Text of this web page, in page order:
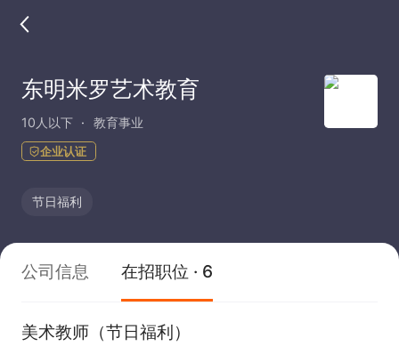
东明米罗艺术教育
10人以下 教育事业
企业认证
节日福利
公司信息 在招职位 · 6
美术教师（节日福利）